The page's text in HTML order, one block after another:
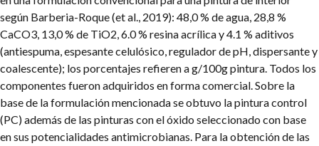
según Barberia-Roque (et al., 2019): 48,0 % de agua, 28,8 %
CaCO3, 13,0 % de TiO2, 6.0 % resina acrílica y 4.1 % aditivos
(antiespuma, espesante celulósico, regulador de pH, dispersante y
coalescente); los porcentajes refieren a g/100g pintura. Todos los
componentes fueron adquiridos en forma comercial. Sobre la
base de la formulación mencionada se obtuvo la pintura control
(PC) además de las pinturas con el óxido seleccionado con base
en sus potencialidades antimicrobianas. Para la obtención de las